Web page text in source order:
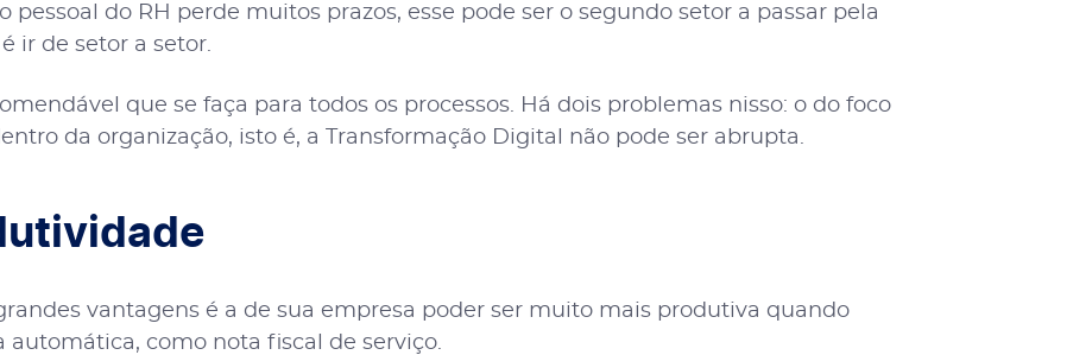
pessoal do RH perde muitos prazos, esse pode ser o segundo setor a passar pela
ir de setor a setor.
que se faça para todos os processos. Há dois problemas nisso: o do foco
da organização, isto é, a Transformação Digital não pode ser abrupta.
vantagens é a de sua empresa poder ser muito mais produtiva quando
como nota fiscal de serviço.